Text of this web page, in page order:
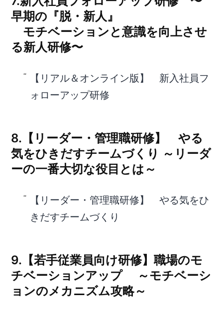
早期の『脱・新人』
モチベーションと意識を向上させ
る新人研修〜
【リアル＆オンライン版】 新入社員フ
ォローアップ研修
8.【リーダー・管理職研修】 やる
気をひきだすチームづくり ～リーダ
ーの一番大切な役目とは～
【リーダー・管理職研修】 やる気をひ
きだすチームづくり
9.【若手従業員向け研修】職場のモ
チベーションアップ ～モチベーシ
ョンのメカニズム攻略～